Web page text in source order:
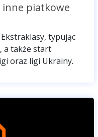
inne piatkowe
typując
a także start
oraz ligi Ukrainy.